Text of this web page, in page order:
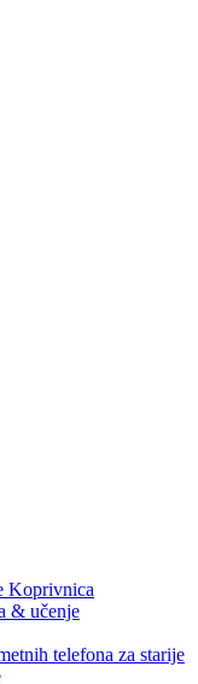
Koprivnica
& učenje
telefona za starije